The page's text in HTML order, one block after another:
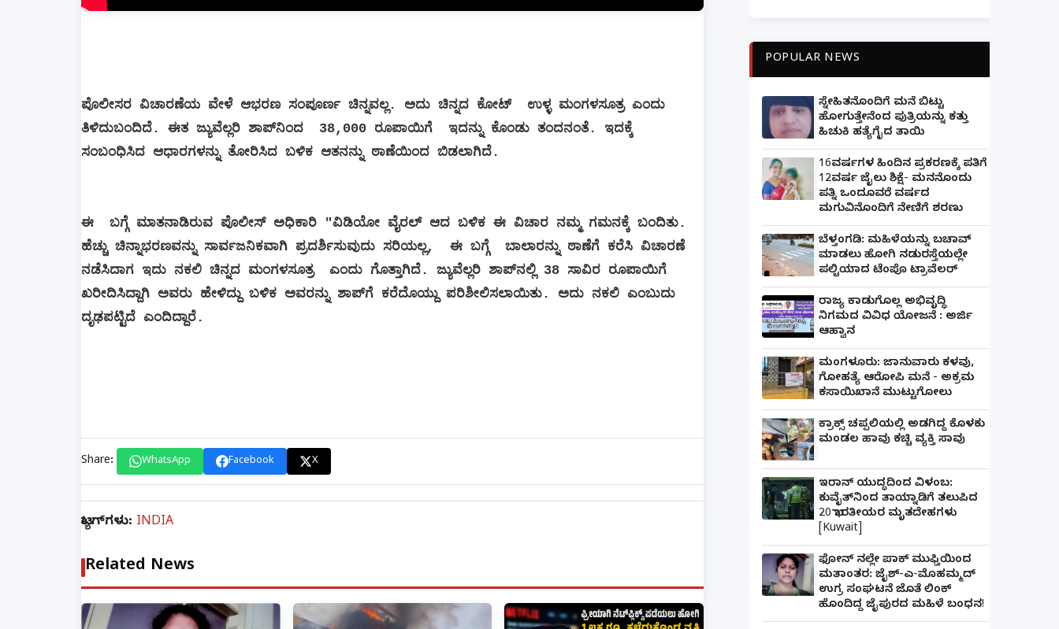
ಪೊಲೀಸರ ವಿಚಾರಣೆಯ ವೇಳೆ ಆಭರಣ ಸಂಪೂರ್ಣ ಚಿನ್ನವಲ್ಲ. ಅದು ಚಿನ್ನದ ಕೋಟ್ ಉಳ್ಳ ಮಂಗಳಸೂತ್ರ ಎಂದು
ತಿಳಿದುಬಂದಿದೆ. ಈತ ಜ್ಯುವೆಲ್ಲರಿ ಶಾಪ್​ನಿಂದ 38,000 ರೂಪಾಯಿಗೆ ಇದನ್ನು ಕೊಂಡು ತಂದನಂತೆ. ಇದಕ್ಕೆ
ಸಂಬಂಧಿಸಿದ ಆಧಾರಗಳನ್ನು ತೋರಿಸಿದ ಬಳಿಕ ಆತನನ್ನು ಠಾಣೆಯಿಂದ ಬಿಡಲಾಗಿದೆ.
ಈ ಬಗ್ಗೆ ಮಾತನಾಡಿರುವ ಪೊಲೀಸ್​ ಅಧಿಕಾರಿ "ವಿಡಿಯೋ ವೈರಲ್​ ಆದ ಬಳಿಕ ಈ ವಿಚಾರ ನಮ್ಮ ಗಮನಕ್ಕೆ ಬಂದಿತು.
ಹೆಚ್ಚು ಚಿನ್ನಾಭರಣವನ್ನು ಸಾರ್ವಜನಿಕವಾಗಿ ಪ್ರದರ್ಶಿಸುವುದು ಸರಿಯಲ್ಲ, ಈ ಬಗ್ಗೆ ಬಾಲಾರನ್ನು ಠಾಣೆಗೆ ಕರೆಸಿ ವಿಚಾರಣೆ
ನಡೆಸಿದಾಗ ಇದು ನಕಲಿ ಚಿನ್ನದ ಮಂಗಳಸೂತ್ರ ಎಂದು ಗೊತ್ತಾಗಿದೆ. ಜ್ಯುವೆಲ್ಲರಿ ಶಾಪ್​ನಲ್ಲಿ 38 ಸಾವಿರ ರೂಪಾಯಿಗೆ
ಖರೀದಿಸಿದ್ದಾಗಿ ಅವರು ಹೇಳಿದ್ದು ಬಳಿಕ ಅವರನ್ನು ಶಾಪ್​ಗೆ ಕರೆದೊಯ್ದು ಪರಿಶೀಲಿಸಲಾಯಿತು. ಅದು ನಕಲಿ ಎಂಬುದು
ದೃಢಪಟ್ಟಿದೆ ಎಂದಿದ್ದಾರೆ.
Share: WhatsApp Facebook X
ಟ್ಯಾಗ್‌ಗಳು: INDIA
Related News
POPULAR NEWS
ಸ್ನೇಹಿತನೊಂದಿಗೆ ಮನೆ ಬಿಟ್ಟು
ಹೋಗುತ್ತೇನೆಂದ ಪುತ್ರಿಯನ್ನು ಕತ್ತು
ಹಿಚುಕಿ ಹತ್ಯೆಗೈದ ತಾಯಿ
16ವರ್ಷಗಳ ಹಿಂದಿನ ಪ್ರಕರಣಕ್ಕೆ ಪತಿಗೆ
12ವರ್ಷ ಜೈಲು ಶಿಕ್ಷೆ- ಮನನೊಂದು
ಪತ್ನಿ ಒಂದೂವರೆ ವರ್ಷದ
ಮಗುವಿನೊಂದಿಗೆ ನೇಣಿಗೆ ಶರಣು
ಬೆಳ್ತಂಗಡಿ: ಮಹಿಳೆಯನ್ನು ಬಚಾವ್
ಮಾಡಲು ಹೋಗಿ ನಡುರಸ್ತೆಯಲ್ಲೇ
ಪಲ್ಟಿಯಾದ ಟೆಂಪೊ ಟ್ರಾವೆಲರ್
ರಾಜ್ಯ ಕಾಡುಗೊಲ್ಲ ಅಭಿವೃದ್ಧಿ
ನಿಗಮದ ವಿವಿಧ ಯೋಜನೆ : ಅರ್ಜಿ
ಆಹ್ವಾನ
ಮಂಗಳೂರು: ಜಾನುವಾರು ಕಳವು,
ಗೋಹತ್ಯೆ ಆರೋಪಿ ಮನೆ - ಅಕ್ರಮ
ಕಸಾಯಿಖಾನೆ ಮುಟ್ಟುಗೋಲು
ಕ್ರಾಕ್ಸ್ ಚಪ್ಪಲಿಯಲ್ಲಿ ಅಡಗಿದ್ದ ಕೊಳಕು
ಮಂಡಲ ಹಾವು ಕಚ್ಚಿ ವ್ಯಕ್ತಿ ಸಾವು
ಇರಾನ್ ಯುದ್ಧದಿಂದ ವಿಳಂಬ:
ಕುವೈತ್‌ನಿಂದ ತಾಯ್ನಾಡಿಗೆ ತಲುಪಿದ
20 ಭಾರತೀಯರ ಮೃತದೇಹಗಳು
[Kuwait]
ಫೋನ್ ನಲ್ಲೇ ಪಾಕ್ ಮುಫ್ತಿಯಿಂದ
ಮತಾಂತರ: ಜೈಶ್-ಎ-ಮೊಹಮ್ಮದ್
ಉಗ್ರ ಸಂಘಟನೆ ಜೊತೆ ಲಿಂಕ್
ಹೊಂದಿದ್ದ ಜೈಪುರದ ಮಹಿಳೆ ಬಂಧನ!